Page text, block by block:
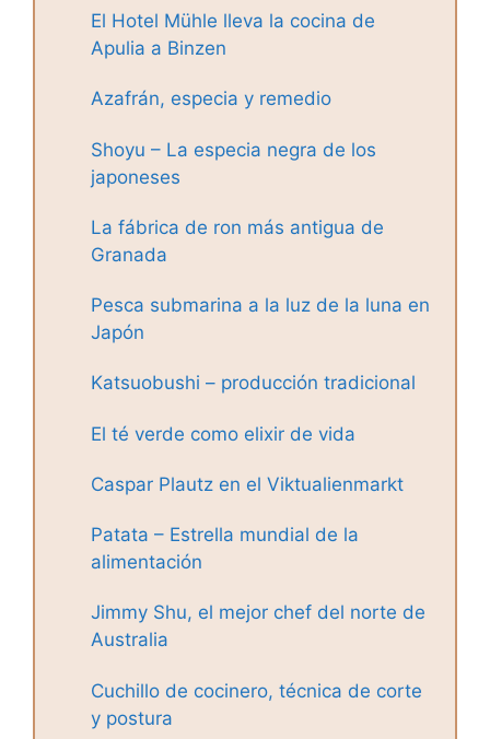
El Hotel Mühle lleva la cocina de
Apulia a Binzen
Azafrán, especia y remedio
Shoyu – La especia negra de los
japoneses
La fábrica de ron más antigua de
Granada
Pesca submarina a la luz de la luna en
Japón
Katsuobushi – producción tradicional
El té verde como elixir de vida
Caspar Plautz en el Viktualienmarkt
Patata – Estrella mundial de la
alimentación
Jimmy Shu, el mejor chef del norte de
Australia
Cuchillo de cocinero, técnica de corte
y postura